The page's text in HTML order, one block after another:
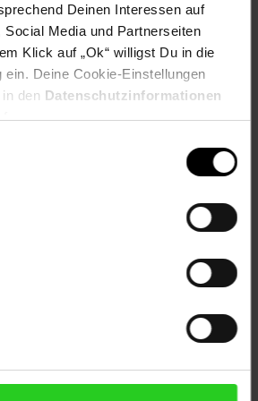
Deinen Interessen auf
Social Media und Partnerseiten
Klick auf „Ok“ willigst Du in die
ein. Deine Cookie-Einstellungen
den Datenschutzinformationen
Weinwelt